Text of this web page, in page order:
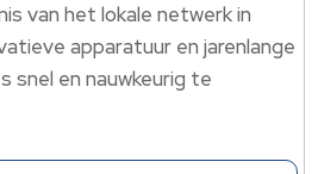
van het lokale netwerk in
apparatuur en jarenlange
snel en nauwkeurig te